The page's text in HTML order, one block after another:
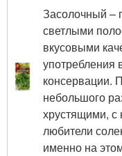
Засолочный –
светлыми
вкусовыми
употребления
консервации.
небольшого
хрустящими, с
любители
именно на